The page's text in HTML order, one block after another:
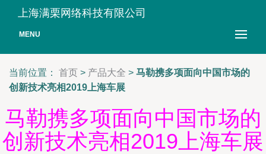
上海满栗网络科技有限公司
MENU
当前位置： 首页 > 产品大全 > 马勒携多项面向中国市场的
创新技术亮相2019上海车展
马勒携多项面向中国市场的
创新技术亮相2019上海车展